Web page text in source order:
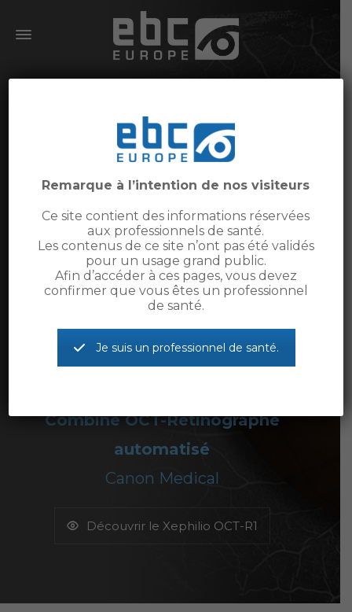
EBC EUROPE
Equipementier Français
depuis 20 ans en
réfraction, imagerie et
chirurgie avec un SAV
national.
NOUVEAU XEPHILIO
Combiné OCT-Rétinographe
automatisé
Canon Medical
Découvrir le Xephilio OCT-R1
Remarque à l’intention de nos visiteurs
Ce site contient des informations réservées
aux professionnels de santé.
Les contenus de ce site n’ont pas été validés
pour un usage grand public.
Afin d’accéder à ces pages, vous devez
confirmer que vous êtes un professionnel
de santé.
Je suis un professionnel de santé.